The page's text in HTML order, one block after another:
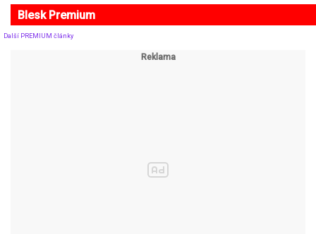
Blesk Premium
Další PREMIUM články